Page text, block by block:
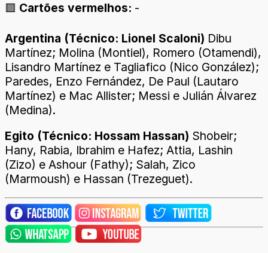
🟥 Cartões vermelhos: -
Argentina (Técnico: Lionel Scaloni) Dibu
Martínez; Molina (Montiel), Romero (Otamendi),
Lisandro Martínez e Tagliafico (Nico González);
Paredes, Enzo Fernández, De Paul (Lautaro
Martínez) e Mac Allister; Messi e Julián Álvarez
(Medina).
Egito (Técnico: Hossam Hassan) Shobeir;
Hany, Rabia, Ibrahim e Hafez; Attia, Lashin
(Zizo) e Ashour (Fathy); Salah, Zico
(Marmoush) e Hassan (Trezeguet).